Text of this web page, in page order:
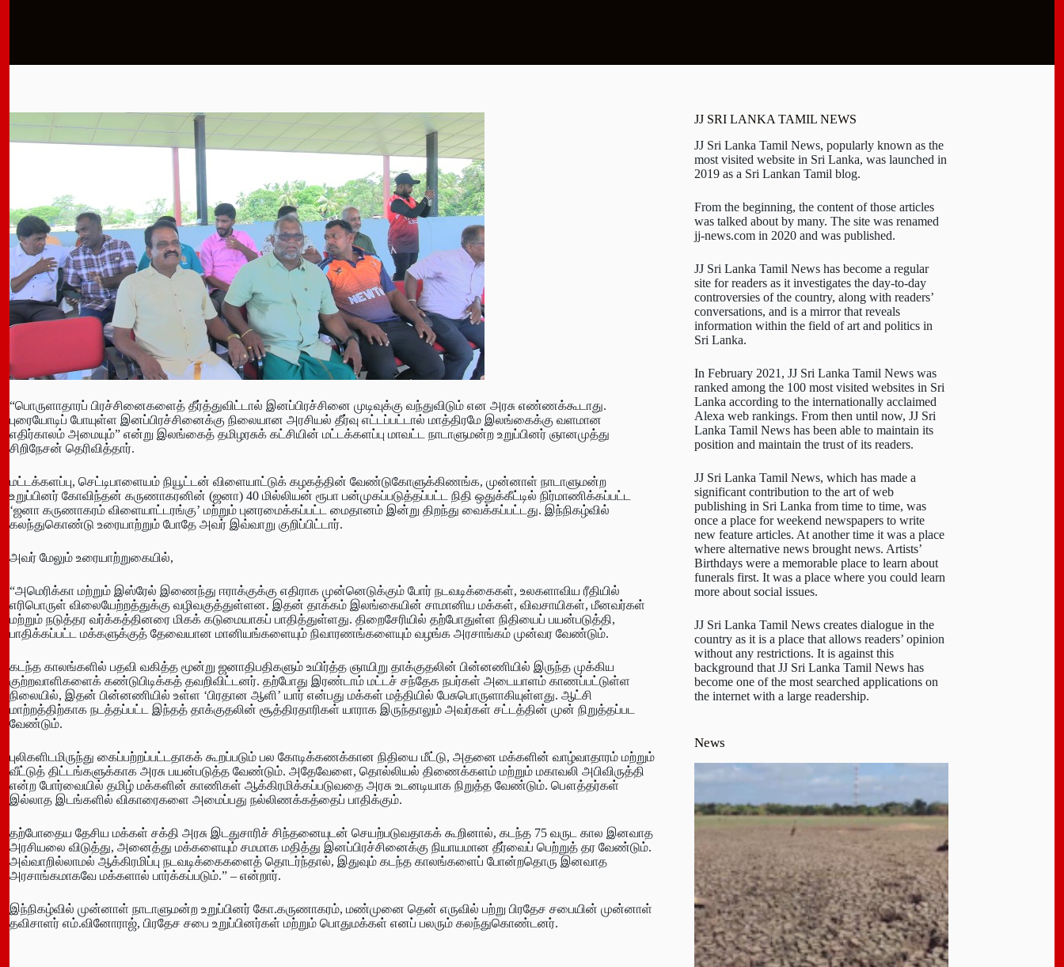
“பொருளாதாரப் பிரச்சினைகளைத் தீர்த்துவிட்டால் இனப்பிரச்சினை முடிவுக்கு வந்துவிடும் என அரசு எண்ணக்கூடாது.
புரையோடிப் போயுள்ள இனப்பிரச்சினைக்கு நிலையான அரசியல் தீர்வு எட்டப்பட்டால் மாத்திரமே இலங்கைக்கு வளமான
எதிர்காலம் அமையும்” என்று இலங்கைத் தமிழரசுக் கட்சியின் மட்டக்களப்பு மாவட்ட நாடாளுமன்ற உறுப்பினர் ஞானமுத்து
சிறிநேசன் தெரிவித்தார்.
மட்டக்களப்பு, செட்டிபாளையம் நியூட்டன் விளையாட்டுக் கழகத்தின் வேண்டுகோளுக்கிணங்க, முன்னாள் நாடாளுமன்ற
உறுப்பினர் கோவிந்தன் கருணாகரனின் (ஜனா) 40 மில்லியன் ரூபா பன்முகப்படுத்தப்பட்ட நிதி ஒதுக்கீட்டில் நிர்மாணிக்கப்பட்ட
‘ஜனா கருணாகரம் விளையாட்டரங்கு’ மற்றும் புனரமைக்கப்பட்ட மைதானம் இன்று திறந்து வைக்கப்பட்டது. இந்நிகழ்வில்
கலந்துகொண்டு உரையாற்றும் போதே அவர் இவ்வாறு குறிப்பிட்டார்.
அவர் மேலும் உரையாற்றுகையில்,
“அமெரிக்கா மற்றும் இஸ்ரேல் இணைந்து ஈராக்குக்கு எதிராக முன்னெடுக்கும் போர் நடவடிக்கைகள், உலகளாவிய ரீதியில்
எரிபொருள் விலையேற்றத்துக்கு வழிவகுத்துள்ளன. இதன் தாக்கம் இலங்கையின் சாமானிய மக்கள், விவசாயிகள், மீனவர்கள்
மற்றும் நடுத்தர வர்க்கத்தினரை மிகக் கடுமையாகப் பாதித்துள்ளது. திறைசேரியில் தற்போதுள்ள நிதியைப் பயன்படுத்தி,
பாதிக்கப்பட்ட மக்களுக்குத் தேவையான மானியங்களையும் நிவாரணங்களையும் வழங்க அரசாங்கம் முன்வர வேண்டும்.
கடந்த காலங்களில் பதவி வகித்த மூன்று ஜனாதிபதிகளும் உயிர்த்த ஞாயிறு தாக்குதலின் பின்னணியில் இருந்த முக்கிய
குற்றவாளிகளைக் கண்டுபிடிக்கத் தவறிவிட்டனர். தற்போது இரண்டாம் மட்டச் சந்தேக நபர்கள் அடையாளம் காணப்பட்டுள்ள
நிலையில், இதன் பின்னணியில் உள்ள ‘பிரதான ஆளி’ யார் என்பது மக்கள் மத்தியில் பேசுபொருளாகியுள்ளது. ஆட்சி
மாற்றத்திற்காக நடத்தப்பட்ட இந்தத் தாக்குதலின் சூத்திரதாரிகள் யாராக இருந்தாலும் அவர்கள் சட்டத்தின் முன் நிறுத்தப்பட
வேண்டும்.
புலிகளிடமிருந்து கைப்பற்றப்பட்டதாகக் கூறப்படும் பல கோடிக்கணக்கான நிதியை மீட்டு, அதனை மக்களின் வாழ்வாதாரம் மற்றும்
வீட்டுத் திட்டங்களுக்காக அரசு பயன்படுத்த வேண்டும். அதேவேளை, தொல்லியல் திணைக்களம் மற்றும் மகாவலி அபிவிருத்தி
என்ற போர்வையில் தமிழ் மக்களின் காணிகள் ஆக்கிரமிக்கப்படுவதை அரசு உடனடியாக நிறுத்த வேண்டும். பௌத்தர்கள்
இல்லாத இடங்களில் விகாரைகளை அமைப்பது நல்லிணக்கத்தைப் பாதிக்கும்.
தற்போதைய தேசிய மக்கள் சக்தி அரசு இடதுசாரிச் சிந்தனையுடன் செயற்படுவதாகக் கூறினால், கடந்த 75 வருட கால இனவாத
அரசியலை விடுத்து, அனைத்து மக்களையும் சமமாக மதித்து இனப்பிரச்சினைக்கு நியாயமான தீர்வைப் பெற்றுத் தர வேண்டும்.
அவ்வாறில்லாமல் ஆக்கிரமிப்பு நடவடிக்கைகளைத் தொடர்ந்தால், இதுவும் கடந்த காலங்களைப் போன்றதொரு இனவாத
அரசாங்கமாகவே மக்களால் பார்க்கப்படும்.” – என்றார்.
இந்நிகழ்வில் முன்னாள் நாடாளுமன்ற உறுப்பினர் கோ.கருணாகரம், மண்முனை தென் எருவில் பற்று பிரதேச சபையின் முன்னாள்
தவிசாளர் எம்.வினோராஜ், பிரதேச சபை உறுப்பினர்கள் மற்றும் பொதுமக்கள் எனப் பலரும் கலந்துகொண்டனர்.
JJ SRI LANKA TAMIL NEWS
JJ Sri Lanka Tamil News, popularly known as the
most visited website in Sri Lanka, was launched in
2019 as a Sri Lankan Tamil blog.
From the beginning, the content of those articles
was talked about by many. The site was renamed
jj-news.com in 2020 and was published.
JJ Sri Lanka Tamil News has become a regular
site for readers as it investigates the day-to-day
controversies of the country, along with readers’
conversations, and is a mirror that reveals
information within the field of art and politics in
Sri Lanka.
In February 2021, JJ Sri Lanka Tamil News was
ranked among the 100 most visited websites in Sri
Lanka according to the internationally acclaimed
Alexa web rankings. From then until now, JJ Sri
Lanka Tamil News has been able to maintain its
position and maintain the trust of its readers.
JJ Sri Lanka Tamil News, which has made a
significant contribution to the art of web
publishing in Sri Lanka from time to time, was
once a place for weekend newspapers to write
new feature articles. At another time it was a place
where alternative news brought news. Artists’
Birthdays were a memorable place to learn about
funerals first. It was a place where you could learn
more about social issues.
JJ Sri Lanka Tamil News creates dialogue in the
country as it is a place that allows readers’ opinion
without any restrictions. It is against this
background that JJ Sri Lanka Tamil News has
become one of the most searched applications on
the internet with a large readership.
News